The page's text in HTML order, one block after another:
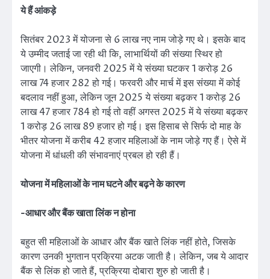
ये हैं आंकड़े
सितंबर 2023 में योजना से 6 लाख नए नाम जोड़े गए थे। इसके बाद
ये उम्मीद जताई जा रही थी कि, लाभार्थियों की संख्या स्थिर हो
जाएगी। लेकिन, जनवरी 2025 में ये संख्या घटकर 1 करोड़ 26
लाख 74 हजार 282 हो गई। फरवरी और मार्च में इस संख्या में कोई
बदलाव नहीं हुआ, लेकिन जून 2025 ये संख्या बढ़कर 1 करोड़ 26
लाख 47 हजार 784 हो गई तो वहीं अगस्त 2025 में ये संख्या बढ़कर
1 करोड़ 26 लाख 89 हजार हो गई। इस हिसाब से सिर्फ दो माह के
भीतर योजना में करीब 42 हजार महिलाओं के नाम जोड़े गए हैं। ऐसे में
योजना में धांधली की संभावनाएं प्रबल हो रही हैं।
योजना में महिलाओं के नाम घटने और बढ़ने के कारण
-आधार और बैंक खाता लिंक न होना
बहुत सी महिलाओं के आधार और बैंक खाते लिंक नहीं होते, जिसके
कारण उनकी भुगतान प्रक्रिया अटक जाती है। लेकिन, जब ये आदार
बैंक से लिंक हो जाते हैं, प्रक्रिया दोबारा शुरु हो जाती है।